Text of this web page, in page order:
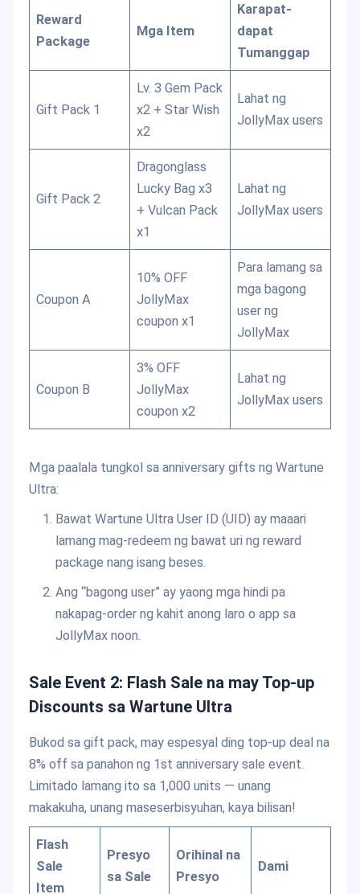
Reward
Package
Mga Item
Karapat-
dapat
Tumanggap
Gift Pack 1
Lv. 3 Gem Pack
x2 + Star Wish
x2
Lahat ng
JollyMax users
Gift Pack 2
Dragonglass
Lucky Bag x3
+ Vulcan Pack
x1
Lahat ng
JollyMax users
Coupon A
10% OFF
JollyMax
coupon x1
Para lamang sa
mga bagong
user ng
JollyMax
Coupon B
3% OFF
JollyMax
coupon x2
Lahat ng
JollyMax users
Mga paalala tungkol sa anniversary gifts ng Wartune
Ultra:
Bawat Wartune Ultra User ID (UID) ay maaari
lamang mag-redeem ng bawat uri ng reward
package nang isang beses.
Ang “bagong user” ay yaong mga hindi pa
nakapag-order ng kahit anong laro o app sa
JollyMax noon.
Sale Event 2: Flash Sale na may Top-up
Discounts sa Wartune Ultra
Bukod sa gift pack, may espesyal ding top-up deal na
8% off sa panahon ng 1st anniversary sale event.
Limitado lamang ito sa 1,000 units — unang
makakuha, unang maseserbisyuhan, kaya bilisan!
Flash
Sale
Item
Presyo
sa Sale
Orihinal na
Presyo
Dami